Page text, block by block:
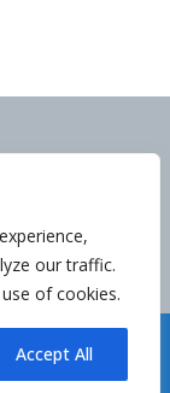
our traffic.
of cookies.
Accept All
2026